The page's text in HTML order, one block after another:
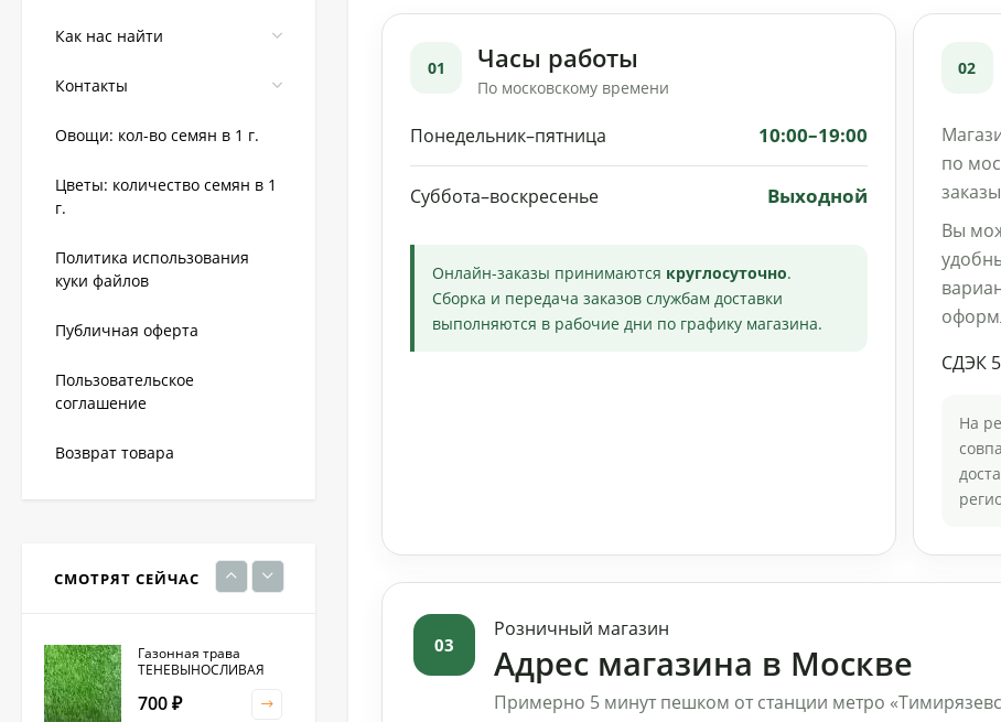
01 Часы работы
По московскому времени
Понедельник–пятница 10:00–19:00
Суббота–воскресенье Выходной
Онлайн-заказы принимаются круглосуточно.
Сборка и передача заказов службам доставки
выполняются в рабочие дни по графику магазина.
02
по
Вы
СДЭК
На
03
Розничный магазин
Адрес магазина в Москве
Примерно 5 минут пешком от станции метро
Как нас найти
Контакты
Овощи: кол-во семян в 1 г.
Цветы: количество семян в 1
г.
Политика использования
куки файлов
Публичная оферта
Пользовательское
соглашение
Возврат товара
СМОТРЯТ СЕЙЧАС
(август) 10 мл
170
Фацелия 0,3кг (фас)
230
Газонная трава
ТЕНЕВЫНОСЛИВАЯ
700 ₽